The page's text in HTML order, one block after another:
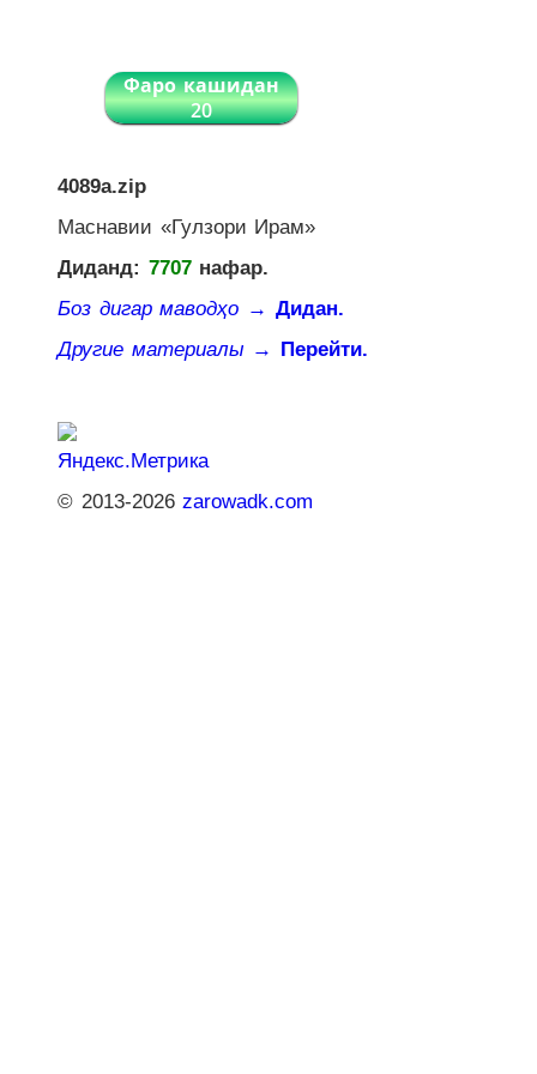
Фаро кашидан
20
4089a.zip
Маснавии «Гулзори Ирам»
Диданд: 7707нафар.
Боз дигар маводҳо → Дидан.
Другие материалы → Перейти.
© 2013-2026zarowadk.com